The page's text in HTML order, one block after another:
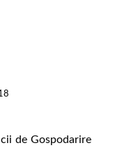
de Gospodarire